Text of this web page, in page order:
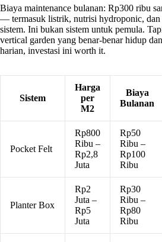
Biaya maintenance bulanan: Rp300 ribu
— termasuk listrik, nutrisi hydroponic, dan
sistem. Ini bukan sistem untuk pemula.
vertical garden yang benar-benar hidup
harian, investasi ini worth it.
Sistem
Harga
per
M2
Biaya
Bulanan
Pocket Felt
Rp800
Ribu –
Rp2,8
Juta
Rp50
Ribu –
Rp100
Ribu
Planter Box
Rp2
Juta –
Rp5
Juta
Rp30
Ribu –
Rp80
Ribu